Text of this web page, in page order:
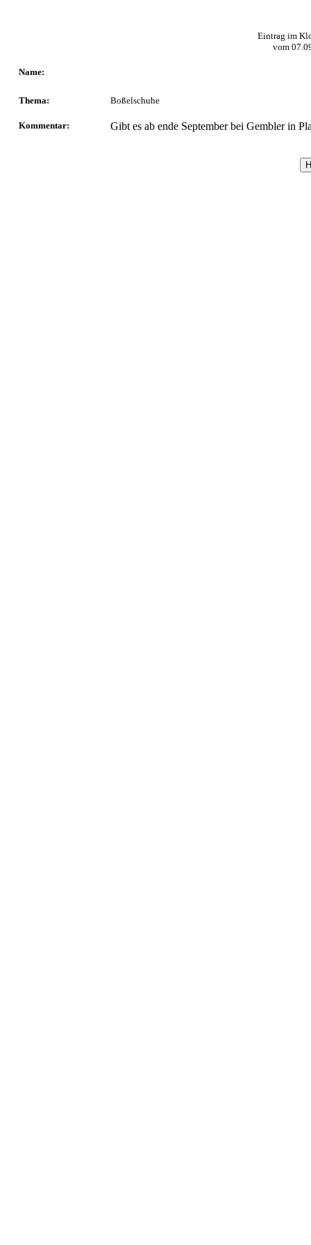
Eintrag im
vom
Name:
Thema: Boßelschuhe
Kommentar: Gibt es ab ende September bei Gembler in